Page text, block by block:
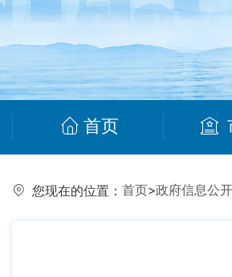
首页
您现在的位置： 首页>政府信息公开